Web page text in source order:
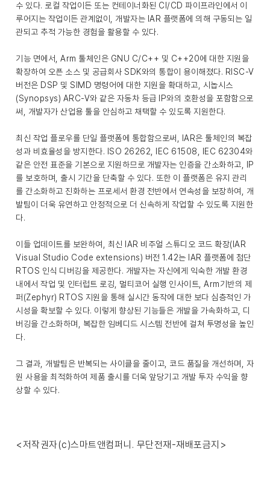
수 있다. 로컬 작업이든 또는 컨테이너화된 CI/CD 파이프라인에서 이
루어지는 작업이든 관계없이, 개발자는 IAR 플랫폼에 의해 구동되는 일
관되고 추적 가능한 경험을 활용할 수 있다.
기능 면에서, Arm 툴체인은 GNU C/C++ 및 C++20에 대한 지원을
확장하여 오픈 소스 및 공급회사 SDK와의 통합이 용이해졌다. RISC-V
버전은 DSP 및 SIMD 명령어에 대한 지원을 확대하고, 시놉시스
(Synopsys) ARC-V와 같은 자동차 등급 IP와의 호환성을 포함함으로
써, 개발자가 산업용 툴을 안심하고 채택할 수 있도록 지원한다.
최신 작업 플로우를 단일 플랫폼에 통합함으로써, IAR은 툴체인의 복잡
성과 비효율성을 방지한다. ISO 26262, IEC 61508, IEC 62304와
같은 안전 표준을 기본으로 지원하므로 개발자는 인증을 간소화하고, IP
를 보호하며, 출시 기간을 단축할 수 있다. 또한 이 플랫폼은 유지 관리
를 간소화하고 진화하는 프로세서 환경 전반에서 연속성을 보장하여, 개
발팀이 더욱 유연하고 안정적으로 더 신속하게 작업할 수 있도록 지원한
다.
이들 업데이트를 보완하여, 최신 IAR 비주얼 스튜디오 코드 확장(IAR
Visual Studio Code extensions) 버전 1.42는 IAR 플랫폼에 첨단
RTOS 인식 디버깅을 제공한다. 개발자는 자신에게 익숙한 개발 환경
내에서 작업 및 인터럽트 로깅, 멀티코어 실행 인사이트, Arm기반의 제
퍼(Zephyr) RTOS 지원을 통해 실시간 동작에 대한 보다 심층적인 가
시성을 확보할 수 있다. 이렇게 향상된 기능들은 개발을 가속화하고, 디
버깅을 간소화하며, 복잡한 임베디드 시스템 전반에 걸쳐 투명성을 높인
다.
그 결과, 개발팀은 반복되는 사이클을 줄이고, 코드 품질을 개선하며, 자
원 사용을 최적화하여 제품 출시를 더욱 앞당기고 개발 투자 수익을 향
상할 수 있다.
<저작권자(c)스마트앤컴퍼니. 무단전재-재배포금지>